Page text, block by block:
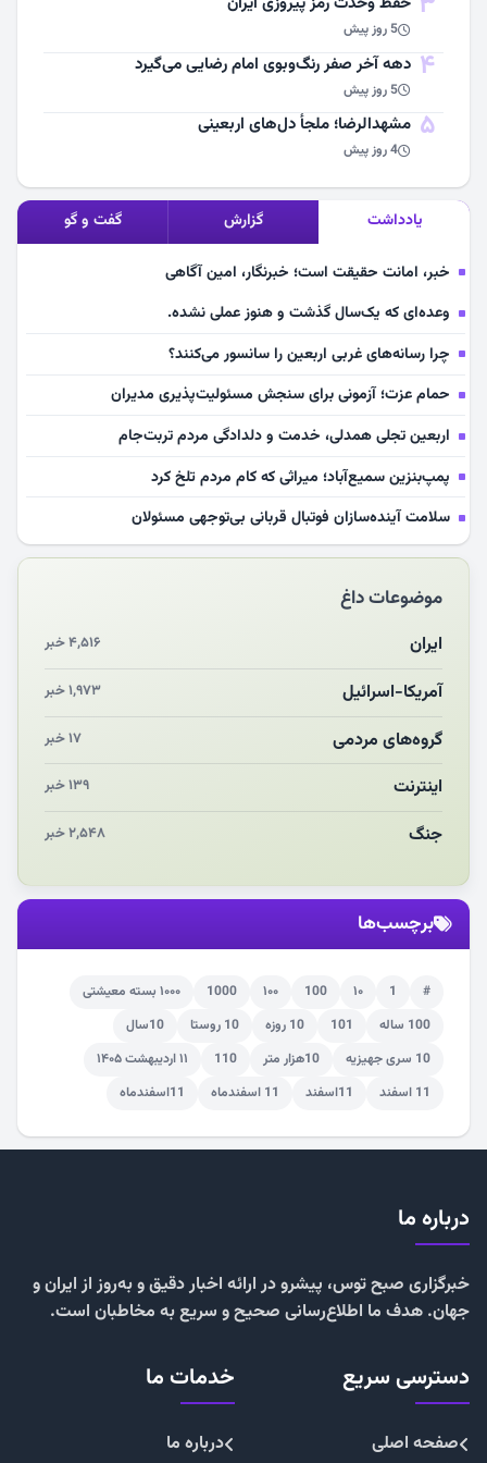
5 روز پیش
4 دهه آخر صفر رنگ‌وبوی امام رضایی می‌گیرد
5 روز پیش
5 مشهد‌الرضا؛ ملجأ دل‌های اربعینی
4 روز پیش
یادداشت گزارش گفت و گو
خبر، امانت حقیقت است؛ خبرنگار، امین آگاهی
وعده‌ای که یک‌سال گذشت و هنوز عملی نشده.
چرا رسانه‌های غربی اربعین را سانسور می‌کنند؟
حمام عزت؛ آزمونی برای سنجش مسئولیت‌پذیری مدیران
اربعین تجلی همدلی، خدمت و دلدادگی مردم تربت‌جام
پمپ‌بنزین سمیع‌آباد؛ میراثی که کام مردم تلخ کرد
سلامت آینده‌سازان فوتبال قربانی بی‌توجهی مسئولان
بازخوانی رسانه‌ای اندیشه رهبر شهید
مشهدالرضا آقای شهید ایران را در آغوش کشید
مکن ای صبح طلوع
چرایی «استقبال از آقای ایران»
موضوعات داغ
ایران ۴,۵۱۶ خبر
آمریکا-اسرائیل ۱,۹۷۳ خبر
گروه‌های مردمی ۱۷ خبر
اینترنت ۱۳۹ خبر
جنگ ۲,۵۴۸ خبر
برچسب‌ها
#
1 ۱۰ 100 ۱۰۰ 1000
۱۰۰۰ بسته معیشتی
100 ساله
101 10 روزه 10 روستا
10سال
10 سری جهیزیه
10هزار متر 110
۱۱ اردیبهشت ۱۴۰۵
11 اسفند
11اسفند 11 اسفندماه 11اسفندماه
درباره ما
خبرگزاری صبح توس، پیشرو در ارائه اخبار دقیق و به‌روز از ایران و
جهان. هدف ما اطلاع‌رسانی صحیح و سریع به مخاطبان است.
دسترسی سریع
صفحه اصلی
خدمات ما
درباره ما